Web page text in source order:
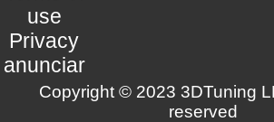
use
Privacy
anunciar
Copyright © 2023 3DTuning
reserved